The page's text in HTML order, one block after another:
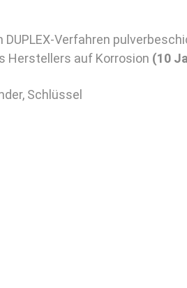
Verfahren
Herstellers auf Korrosion (10
Schlüssel